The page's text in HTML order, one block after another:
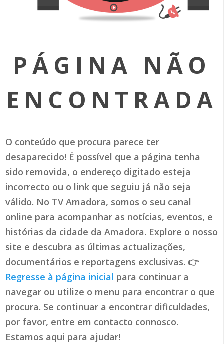
SOMOS TODOS EUROPEUS
AMADORA LIGA À RESILIÊNCIA
(RE) PENSAMENTOS
HISTÓRIAS DE ABRIL
PÁGINA NÃO
ENCONTRADA
O conteúdo que procura parece ter
desaparecido! É possível que a página tenha
sido removida, o endereço digitado esteja
incorrecto ou o link que seguiu já não seja
válido. No TV Amadora, somos o seu canal
online para acompanhar as notícias, eventos, e
histórias da cidade da Amadora. Explore o nosso
site e descubra as últimas actualizações,
documentários e reportagens exclusivas. 👉
Regresse à página inicial para continuar a
navegar ou utilize o menu para encontrar o que
procura. Se continuar a encontrar dificuldades,
por favor, entre em contacto connosco.
Estamos aqui para ajudar!